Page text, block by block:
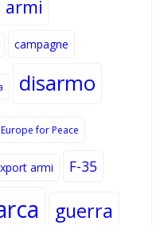
armi
campagne
disarmo
Europe for Peace
armi F-35
guerra